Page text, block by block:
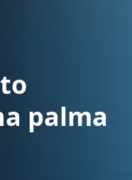
palma